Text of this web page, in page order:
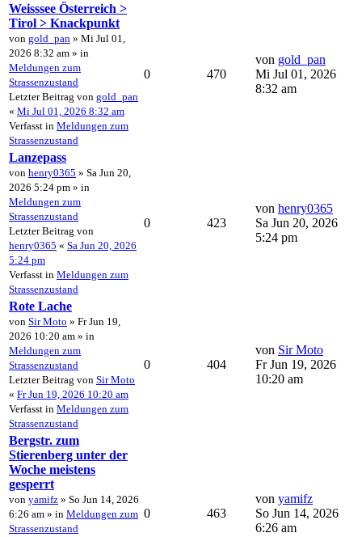
Weisssee Österreich >
Tirol > Knackpunkt
von gold_pan » Mi Jul 01,
2026 8:32 am » in
Meldungen zum
Strassenzustand
Letzter Beitrag von gold_pan
« Mi Jul 01, 2026 8:32 am
Verfasst in Meldungen zum
Strassenzustand
0 470
von gold_pan
Mi Jul 01, 2026
8:32 am
Lanzepass
von henry0365 » Sa Jun 20,
2026 5:24 pm » in
Meldungen zum
Strassenzustand
Letzter Beitrag von
henry0365 « Sa Jun 20, 2026
5:24 pm
Verfasst in Meldungen zum
Strassenzustand
0 423
von henry0365
Sa Jun 20, 2026
5:24 pm
Rote Lache
von Sir Moto » Fr Jun 19,
2026 10:20 am » in
Meldungen zum
Strassenzustand
Letzter Beitrag von Sir Moto
« Fr Jun 19, 2026 10:20 am
Verfasst in Meldungen zum
Strassenzustand
0 404
von Sir Moto
Fr Jun 19, 2026
10:20 am
Bergstr. zum
Stierenberg unter der
Woche meistens
gesperrt
von yamifz » So Jun 14, 2026
6:26 am » in Meldungen zum
Strassenzustand
0 463
von yamifz
So Jun 14, 2026
6:26 am